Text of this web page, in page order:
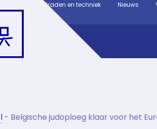
Graden en techniek Nieuws
- Belgische judoploeg klaar voor het